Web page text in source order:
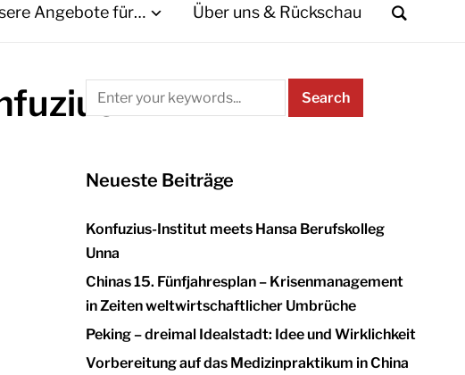
Angebote für… Über uns & Rückschau
Neueste Beiträge
Konfuzius-Institut meets Hansa Berufskolleg
Unna
Chinas 15. Fünfjahresplan – Krisenmanagement
in Zeiten weltwirtschaftlicher Umbrüche
Peking – dreimal Idealstadt: Idee und Wirklichkeit
Vorbereitung auf das Medizinpraktikum in China